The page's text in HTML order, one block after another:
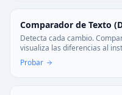
Comparador de Texto
Detecta cada cambio.
visualiza las diferencias al
revisiones.
Probar